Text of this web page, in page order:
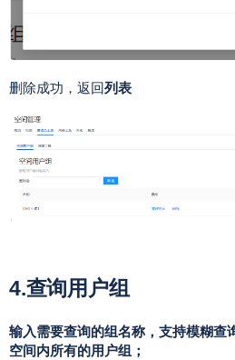
删除成功，返回列表
4.查询用户组
输入需要查询的组名称，支持模糊查
空间内所有的用户组；